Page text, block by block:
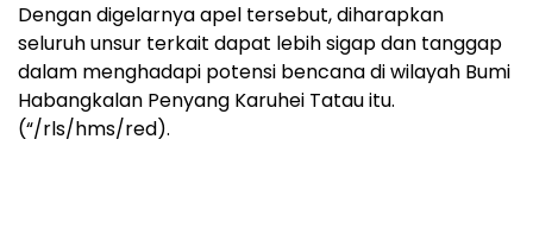
Dengan digelarnya apel tersebut, diharapkan
seluruh unsur terkait dapat lebih sigap dan tanggap
dalam menghadapi potensi bencana di wilayah Bumi
Habangkalan Penyang Karuhei Tatau itu.
(“/rls/hms/red).